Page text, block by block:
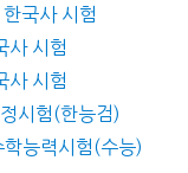
국사 시험
사 시험
사 시험
시험(한능검)
능력시험(수능)